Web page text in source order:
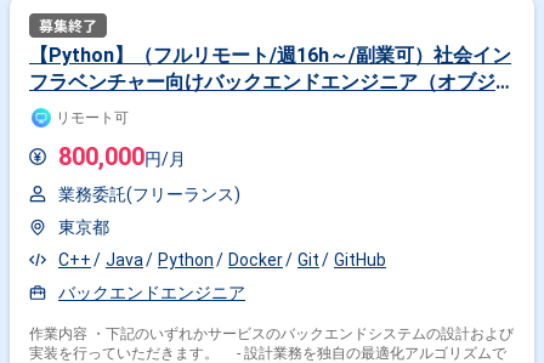
【Python】（フルリモート/週16h～/副業可）社会イン
フラベンチャー向けバックエンドエンジニア（オブジェ
クト指向のコンパイラ言語（Java/C++/C#/Goなど）を
用いた開発の実装経験のある方）
リモート可
800,000円/月
業務委託(フリーランス)
東京都
C++
Java Python Docker Git
GitHub
バックエンドエンジニア
作業内容 ・下記のいずれかサービスのバックエンドシステムの設計および
実装を行っていただきます。 - 設計業務を独自の最適化アルゴリズムで